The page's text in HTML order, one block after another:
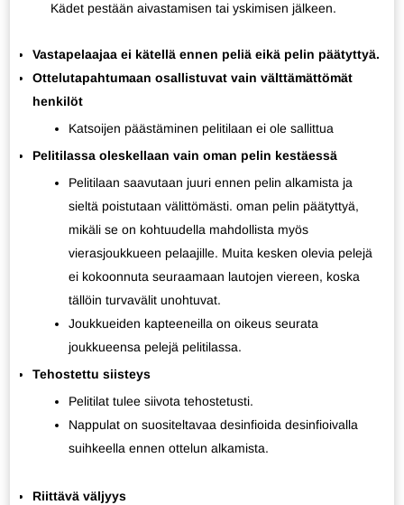
Kädet pestään aivastamisen tai yskimisen jälkeen.
Vastapelaajaa ei kätellä ennen peliä eikä pelin päätyttyä.
Ottelutapahtumaan osallistuvat vain välttämättömät
henkilöt
Katsoijen päästäminen pelitilaan ei ole sallittua
Pelitilassa oleskellaan vain oman pelin kestäessä
Pelitilaan saavutaan juuri ennen pelin alkamista ja
sieltä poistutaan välittömästi. oman pelin päätyttyä,
mikäli se on kohtuudella mahdollista myös
vierasjoukkueen pelaajille. Muita kesken olevia pelejä
ei kokoonnuta seuraamaan lautojen viereen, koska
tällöin turvavälit unohtuvat.
Joukkueiden kapteeneilla on oikeus seurata
joukkueensa pelejä pelitilassa.
Tehostettu siisteys
Pelitilat tulee siivota tehostetusti.
Nappulat on suositeltavaa desinfioida desinfioivalla
suihkeella ennen ottelun alkamista.
Riittävä väljyys